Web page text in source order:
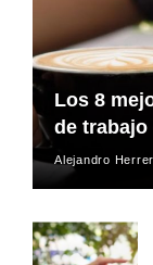
Los 8
de trabajo
Alejandro